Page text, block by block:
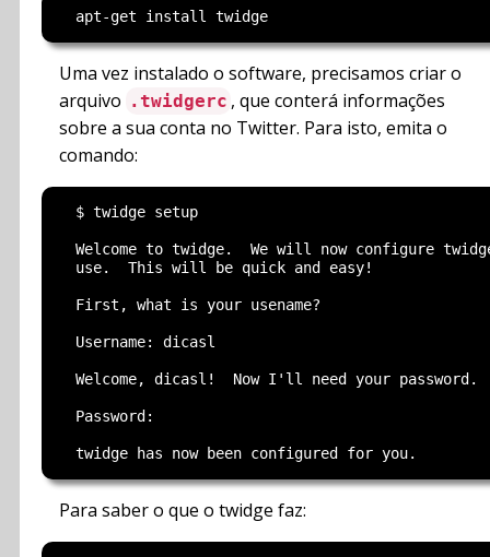
Uma vez instalado o software, precisamos criar o
arquivo .twidgerc , que conterá informações
sobre a sua conta no Twitter. Para isto, emita o
comando:
  $ twidge setup
Welcome to twidge.  We will now configure
  use.  This will be quick and easy!
  First, what is your usename?
  Username: dicasl
  Welcome, dicasl!  Now I'll need your password.
  Password:
Para saber o que o twidge faz: